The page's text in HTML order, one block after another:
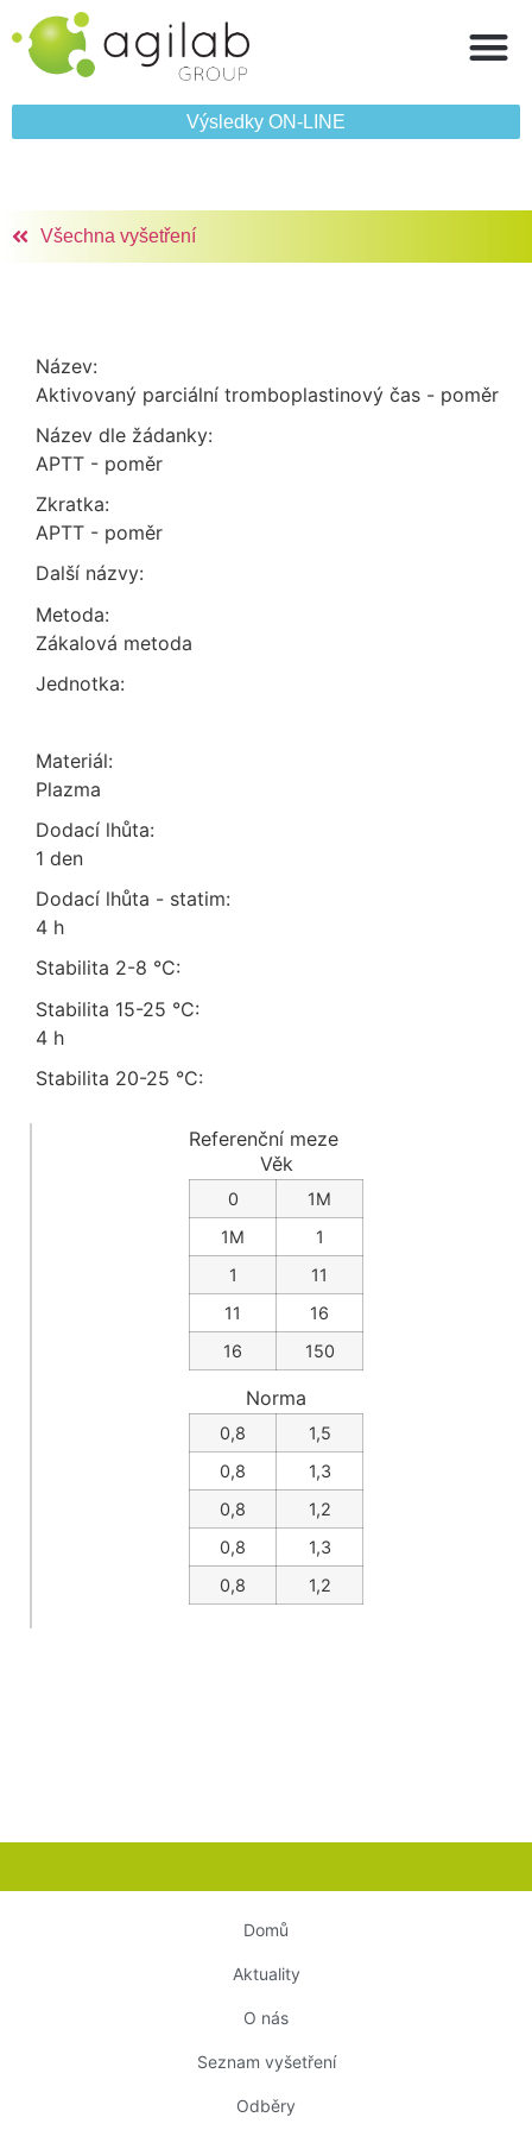
Výsledky ON‑LINE
Všechna vyšetření
Název:
Aktivovaný parciální tromboplastinový čas - poměr
Název dle žádanky:
APTT - poměr
Zkratka:
APTT - poměr
Další názvy:
Metoda:
zákalová metoda
Jednotka:
Materiál:
plazma
Dodací lhůta:
1 den
Dodací lhůta - statim:
4 h
Stabilita 2-8 °C:
Stabilita 15-25 °C:
4 h
Stabilita 20-25 °C:
Referenční meze
Věk
0
1M
1M
1
1
11
11
16
16
150
Norma
0,8
1,5
0,8
1,3
0,8
1,2
0,8
1,3
0,8
1,2
Domů
Aktuality
O nás
Seznam vyšetření
Odběry